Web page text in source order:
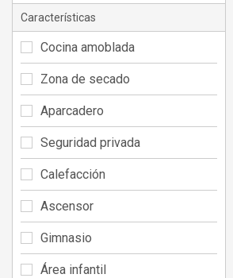
Características
Cocina amoblada
Zona de secado
Aparcadero
Seguridad privada
Calefacción
Ascensor
Gimnasio
Área infantil